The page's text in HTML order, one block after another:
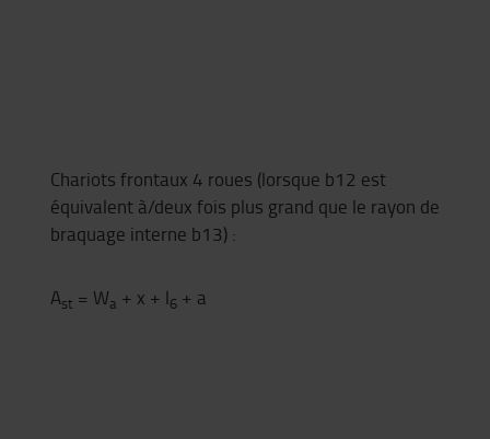
Chariots frontaux 4 roues (lorsque b12 est
équivalent à/deux fois plus grand que le rayon de
braquage interne b13) :
Ast = Wa + x + l6 + a